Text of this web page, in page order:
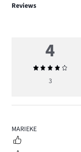
Reviews
4
MARIEKE
4
Gemiddelde
beoordeling
3